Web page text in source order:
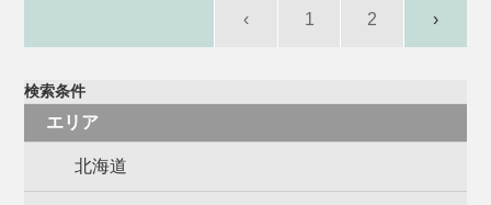
‹ 1 2 ›
検索条件
エリア
北海道